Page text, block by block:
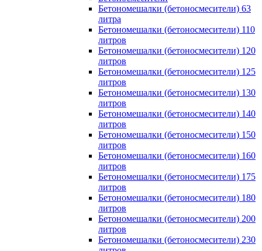
Бетономешалки (бетоносмесители) 63
литра
Бетономешалки (бетоносмесители) 110
литров
Бетономешалки (бетоносмесители) 120
литров
Бетономешалки (бетоносмесители) 125
литров
Бетономешалки (бетоносмесители) 130
литров
Бетономешалки (бетоносмесители) 140
литров
Бетономешалки (бетоносмесители) 150
литров
Бетономешалки (бетоносмесители) 160
литров
Бетономешалки (бетоносмесители) 175
литров
Бетономешалки (бетоносмесители) 180
литров
Бетономешалки (бетоносмесители) 200
литров
Бетономешалки (бетоносмесители) 230